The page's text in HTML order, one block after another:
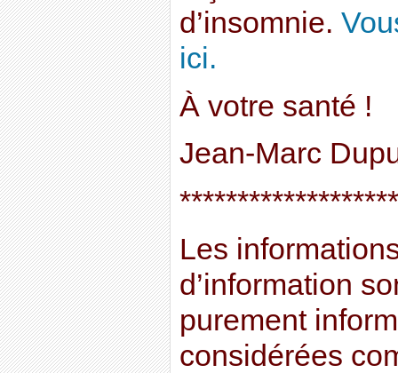
d’insomnie.
ici.
À votre santé !
Jean-Marc
Les
d’information
purement
considérées